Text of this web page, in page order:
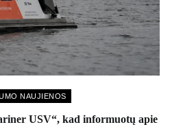
NAUJIENOS
USV“, kad informuotų apie